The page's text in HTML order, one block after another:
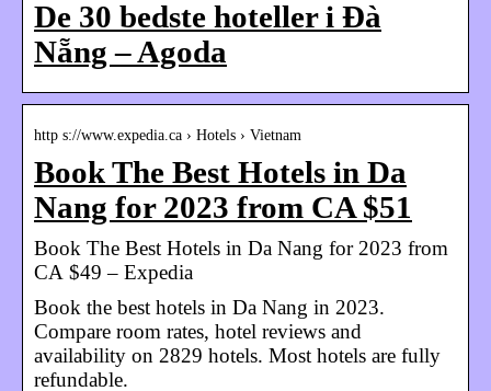
De 30 bedste hoteller i Đà
Nẵng – Agoda
http s://www.expedia.ca › Hotels › Vietnam
Book The Best Hotels in Da
Nang for 2023 from CA $51
Book The Best Hotels in Da Nang for 2023 from
CA $49 – Expedia
Book the best hotels in Da Nang in 2023.
Compare room rates, hotel reviews and
availability on 2829 hotels. Most hotels are fully
refundable.